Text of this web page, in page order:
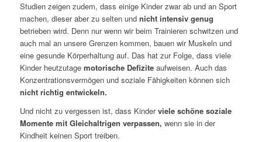
Studien zeigen zudem, dass einige Kinder zwar ab und an Sport
machen, dieser aber zu selten und nicht intensiv genug
betrieben wird. Denn nur wenn wir beim Trainieren schwitzen und
auch mal an unsere Grenzen kommen, bauen wir Muskeln und
eine gesunde Körperhaltung auf. Das hat zur Folge, dass viele
Kinder heutzutage motorische Defiziteaufweisen. Auch das
Konzentrationsvermögen und soziale Fähigkeiten können sich
nicht richtig entwickeln.
Und nicht zu vergessen ist, dass Kinderviele schöne soziale
Momente mit Gleichaltrigen verpassen, wenn sie in der
Kindheit keinen Sport treiben.